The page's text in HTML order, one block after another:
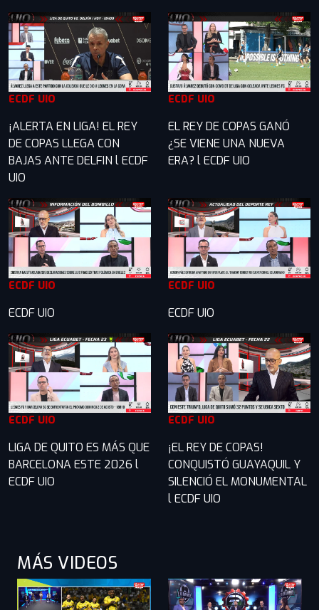
ECDF UIO
¡ALERTA EN LIGA! EL REY
DE COPAS LLEGA CON
BAJAS ANTE DELFIN l ECDF
UIO
ECDF UIO
EL REY DE COPAS GANÓ
¿SE VIENE UNA NUEVA
ERA? l ECDF UIO
ECDF UIO
ECDF UIO
ECDF UIO
ECDF UIO
ECDF UIO
LIGA DE QUITO ES MÁS QUE
BARCELONA ESTE 2026 l
ECDF UIO
ECDF UIO
¡EL REY DE COPAS!
CONQUISTÓ GUAYAQUIL Y
SILENCIÓ EL MONUMENTAL
l ECDF UIO
MÁS VIDEOS